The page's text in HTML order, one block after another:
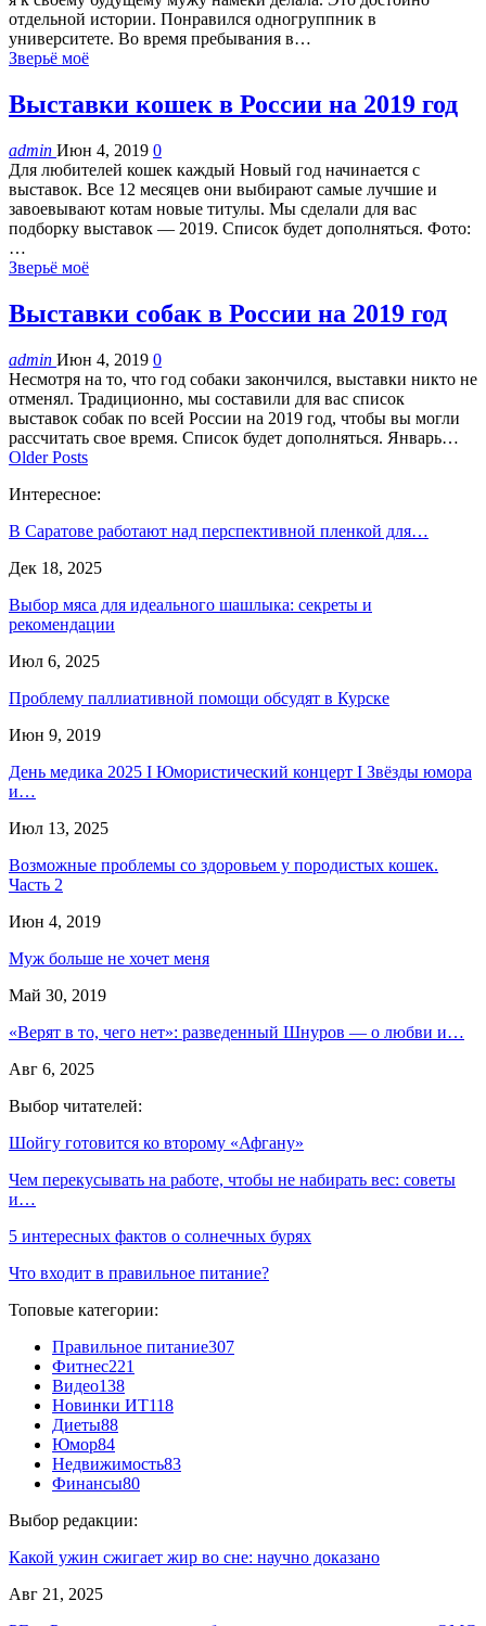
отдельной истории. Понравился одногруппник в
университете. Во время пребывания в…
Зверьё моё
Выставки кошек в России на 2019 год
admin Июн 4, 2019 0
Для любителей кошек каждый Новый год начинается с
выставок. Все 12 месяцев они выбирают самые лучшие и
завоевывают котам новые титулы. Мы сделали для вас
подборку выставок — 2019. Список будет дополняться. Фото:
…
Зверьё моё
Выставки собак в России на 2019 год
admin Июн 4, 2019 0
Несмотря на то, что год собаки закончился, выставки никто не
отменял. Традиционно, мы составили для вас список
выставок собак по всей России на 2019 год, чтобы вы могли
рассчитать свое время. Список будет дополняться. Январь…
Older Posts
Интересное:
В Саратове работают над перспективной пленкой для…
Дек 18, 2025
Выбор мяса для идеального шашлыка: секреты и
рекомендации
Июл 6, 2025
Проблему паллиативной помощи обсудят в Курске
Июн 9, 2019
День медика 2025 I Юмористический концерт I Звёзды юмора
и…
Июл 13, 2025
Возможные проблемы со здоровьем у породистых кошек.
Часть 2
Июн 4, 2019
Муж больше не хочет меня
Май 30, 2019
«Верят в то, чего нет»: разведенный Шнуров — о любви и…
Авг 6, 2025
Выбор читателей:
Шойгу готовится ко второму «Афгану»
Чем перекусывать на работе, чтобы не набирать вес: советы
и…
5 интересных фактов о солнечных бурях
Что входит в правильное питание?
Топовые категории:
Правильное питание307
Фитнес221
Видео138
Новинки ИТ118
Диеты88
Юмор84
Недвижимость83
Финансы80
Выбор редакции:
Какой ужин сжигает жир во сне: научно доказано
Авг 21, 2025